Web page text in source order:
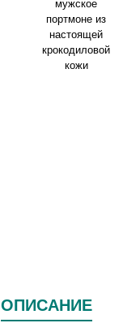
ОПИСАНИЕ